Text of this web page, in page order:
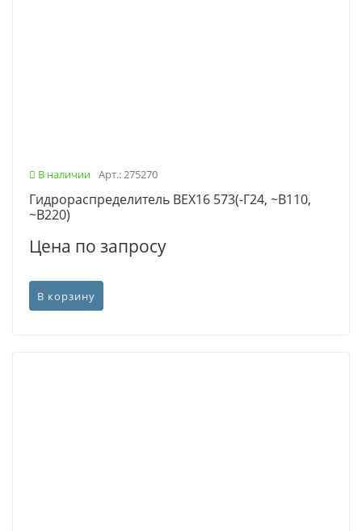
В наличии Арт.: 275270
Гидрораспределитель ВЕХ16 573(-Г24, ~В110,
~В220)
Цена по запросу
В корзину